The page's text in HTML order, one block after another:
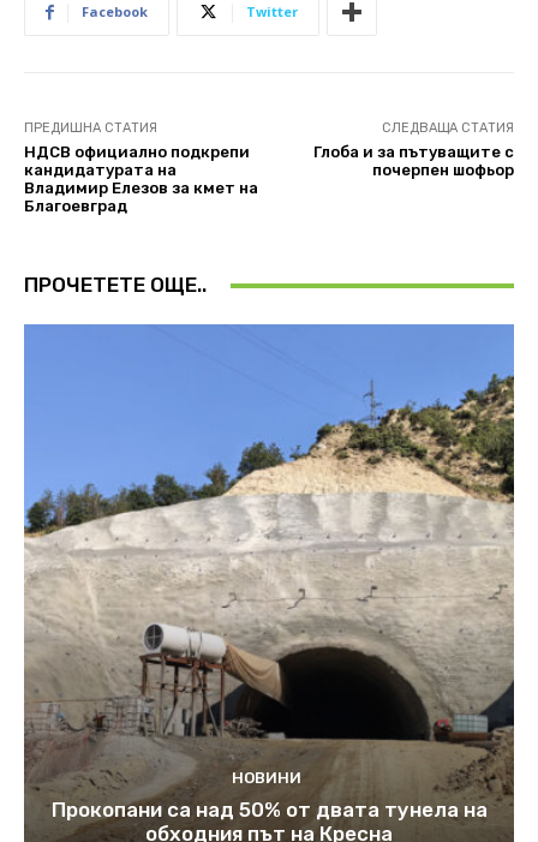
Facebook Twitter
ПРЕДИШНА СТАТИЯ
НДСВ официално подкрепи
кандидатурата на
Владимир Елезов за кмет на
Благоевград
СЛЕДВАЩА СТАТИЯ
Глоба и за пътуващите с
почерпен шофьор
ПРОЧЕТЕТЕ ОЩЕ..
НОВИНИ
Прокопани са над 50% от двата тунела на
обходния път на Кресна